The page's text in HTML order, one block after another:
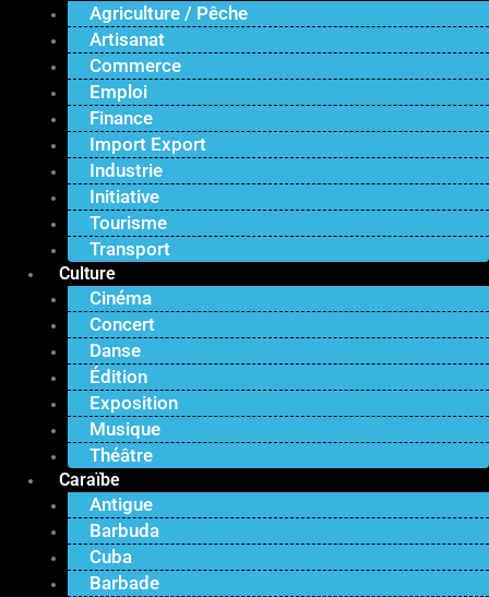
Agriculture / Pêche
Artisanat
Commerce
Emploi
Finance
Import Export
Industrie
Initiative
Tourisme
Transport
Culture
Cinéma
Concert
Danse
Édition
Exposition
Musique
Théâtre
Caraïbe
Antigue
Barbuda
Cuba
Barbade